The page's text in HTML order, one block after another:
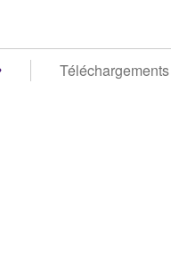
Téléchargements